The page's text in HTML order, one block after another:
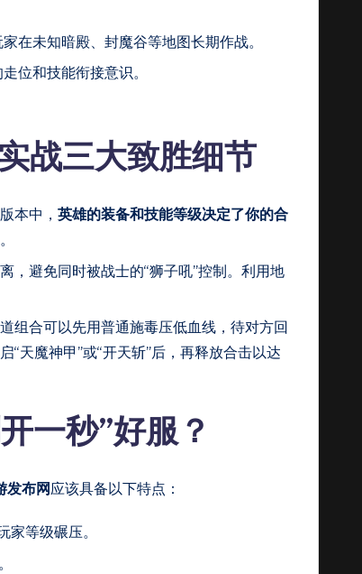
在未知暗殿、封魔谷等地图长期作战。
位和技能衔接意识。
战三大致胜细节
本中， 英雄的装备和技能等级决定了你的合
，避免同时被战士的“狮子吼”控制。利用地
组合可以先用普通施毒压低血线，待对方回
天魔神甲”或“开天斩”后，再释放合击以达
一秒”好服？
发布网应该具备以下特点：
家等级碾压。